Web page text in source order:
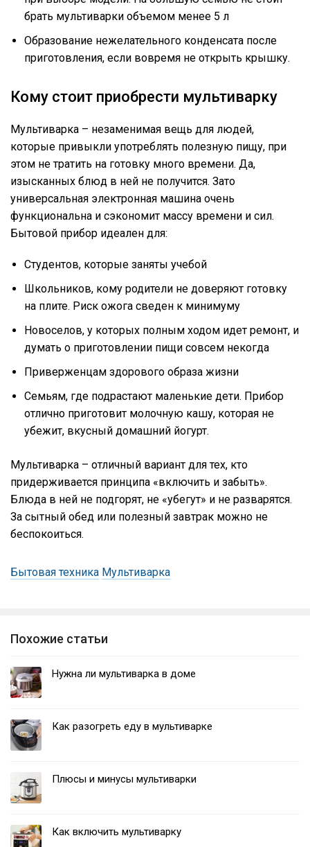
брать мультиварки объемом менее 5 л
Образование нежелательного конденсата после
приготовления, если вовремя не открыть крышку.
Кому стоит приобрести мультиварку
Мультиварка – незаменимая вещь для людей,
которые привыкли употреблять полезную пищу, при
этом не тратить на готовку много времени. Да,
изысканных блюд в ней не получится. Зато
универсальная электронная машина очень
функциональна и сэкономит массу времени и сил.
Бытовой прибор идеален для:
Студентов, которые заняты учебой
Школьников, кому родители не доверяют готовку
на плите. Риск ожога сведен к минимуму
Новоселов, у которых полным ходом идет ремонт, и
думать о приготовлении пищи совсем некогда
Приверженцам здорового образа жизни
Семьям, где подрастают маленькие дети. Прибор
отлично приготовит молочную кашу, которая не
убежит, вкусный домашний йогурт.
Мультиварка – отличный вариант для тех, кто
придерживается принципа «включить и забыть».
Блюда в ней не подгорят, не «убегут» и не разварятся.
За сытный обед или полезный завтрак можно не
беспокоиться.
Бытовая техника Мультиварка
Похожие статьи
Нужна ли мультиварка в доме
Как разогреть еду в мультиварке
Плюсы и минусы мультиварки
Как включить мультиварку